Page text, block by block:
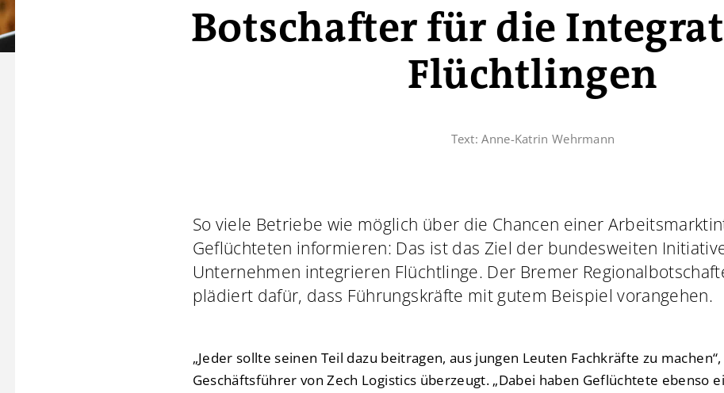
Botschafter für die
Flüchtlingen
Text:Anne-Katrin Wehrmann
So viele Betriebe wie möglich über die Chancen einer
Geflüchteten informieren: Das ist das Ziel der bundesweiten
Unternehmen integrieren Flüchtlinge. Der Bremer
plädiert dafür, dass Führungskräfte mit gutem Beispiel vorangehen.
„Jeder sollte seinen Teil dazu beitragen, aus jungen Leuten Fachkräfte zu
Geschäftsführer von Zech Logistics überzeugt. „Dabei haben Geflüchtete ebenso